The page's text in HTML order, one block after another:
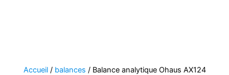
Accueil/ balances / Balance analytique Ohaus AX124